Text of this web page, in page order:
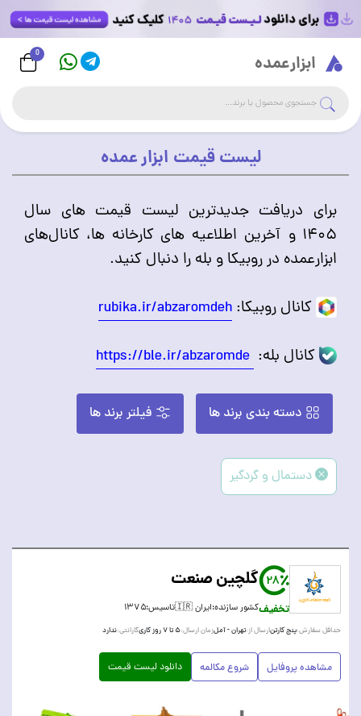
ابزارعمده 0
جستجوی فروشگاه
لیست قیمت ابزار عمده
برای دریافت جدیدترین لیست قیمت های سال
۱۴۰۵ و آخرین اطلاعیه های کارخانه ها، کانال‌های
ابزارعمده در روبیکا و بله را دنبال کنید.
کانال روبیکا: rubika.ir/abzaromdeh
کانال بله:
دستمال و گردگیر
28
تخفیف
گلچین صنعت
کشور سازنده:ایران 🇮🇷 تاسیس:۱۳۷۵
حداقل سفارش:پنج کارتنارسال از:تهران - آملزمان ارسال:۵ تا ۷ روز کاری گارانتی:ندارد
مشاهده پروفایل شروع مکالمه دانلود لیست قیمت